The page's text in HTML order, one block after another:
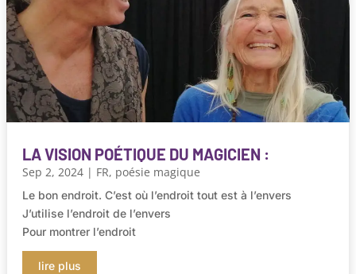
LA VISION POÉTIQUE DU MAGICIEN :
Sep 2, 2024| FR, poésie magique
Le bon endroit. C’est où l’endroit tout est à l’envers
J’utilise l’endroit de l’envers
Pour montrer l’endroit
lire plus